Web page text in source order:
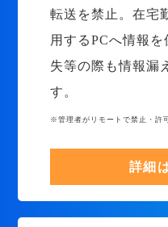
転送を禁止。在宅
用するPCへ情報
失等の際も情報漏
す。
※管理者がリモートで禁止・許
詳細